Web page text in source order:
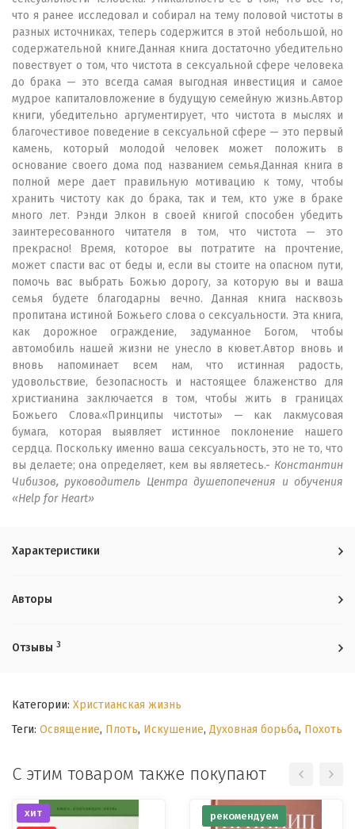
что я ранее исследовал и собирал на тему половой чистоты в
разных источниках, теперь содержится в этой небольшой, но
содержательной книге.Данная книга достаточно убедительно
повествует о том, что чистота в сексуальной сфере человека
до брака — это всегда самая выгодная инвестиция и самое
мудрое капиталовложение в будущую семейную жизнь.Автор
книги, убедительно аргументирует, что чистота в мыслях и
благочестивое поведение в сексуальной сфере — это первый
камень, который молодой человек может положить в
основание своего дома под названием семья.Данная книга в
полной мере дает правильную мотивацию к тому, чтобы
хранить чистоту как до брака, так и тем, кто уже в браке
много лет. Рэнди Элкон в своей книгой способен убедить
заинтересованного читателя в том, что чистота — это
прекрасно! Время, которое вы потратите на прочтение,
может спасти вас от беды и, если вы стоите на опасном пути,
помочь вас выбрать Божью дорогу, за которую вы и ваша
семья будете благодарны вечно. Данная книга насквозь
пропитана истиной Божьего слова о сексуальности. Эта книга,
как дорожное ограждение, задуманное Богом, чтобы
автомобиль нашей жизни не унесло в кювет.Автор вновь и
вновь напоминает всем нам, что истинная радость,
удовольствие, безопасность и настоящее блаженство для
христианина заключается в том, чтобы жить в границах
Божьего Слова.«Принципы чистоты» — как лакмусовая
бумага, которая выявляет истинное поклонение нашего
сердца. Поскольку именно ваша сексуальность, это не то, что
вы делаете; она определяет, кем вы являетесь.- Константин
Чибизов, руководитель Центра душепопечения и обучения
«Help for Heart»
Характеристики
Авторы
Отзывы 3
Категории: Христианская жизнь
Теги: Освящение, Плоть, Искушение, Духовная борьба, Похоть
С этим товаром также покупают
хит
рекомендуем